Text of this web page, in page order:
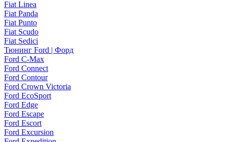
Fiat Linea
Fiat Panda
Fiat Punto
Fiat Scudo
Fiat Sedici
Тюнинг Ford | Форд
Ford C-Max
Ford Connect
Ford Contour
Ford Crown Victoria
Ford EcoSport
Ford Edge
Ford Escape
Ford Escort
Ford Excursion